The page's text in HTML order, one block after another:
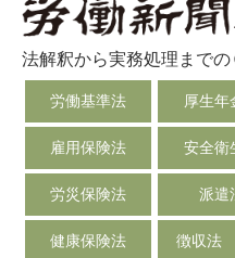
法解釈から実務処理まで
労働基準法 厚生年
雇用保険法 安全衛
労災保険法 派遣
健康保険法 徴収法